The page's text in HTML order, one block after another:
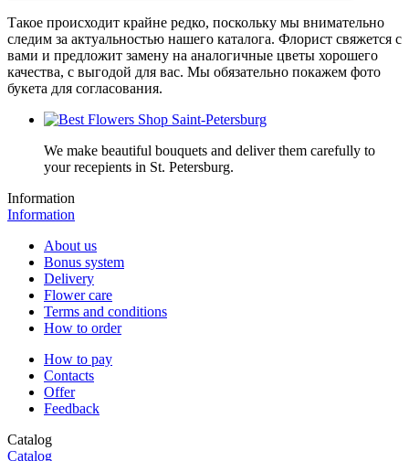
Такое происходит крайне редко, поскольку мы внимательно
следим за актуальностью нашего каталога. Флорист свяжется с
вами и предложит замену на аналогичные цветы хорошего
качества, с выгодой для вас. Мы обязательно покажем фото
букета для согласования.
We make beautiful bouquets and deliver them carefully to
your recepients in St. Petersburg.
Information
Information
About us
Bonus system
Delivery
Flower care
Terms and conditions
How to order
How to pay
Contacts
Offer
Feedback
Catalog
Catalog